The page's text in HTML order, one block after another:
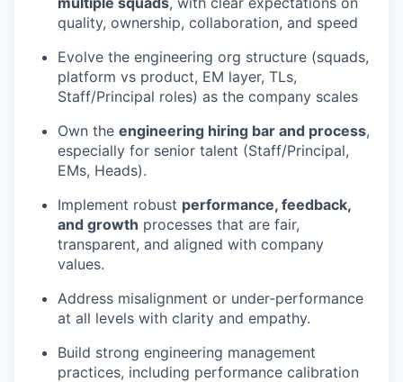
quality, ownership, collaboration, and speed
Evolve the engineering org structure (squads,
platform vs product, EM layer, TLs,
Staff/Principal roles) as the company scales
Own the engineering hiring bar and process,
especially for senior talent (Staff/Principal,
EMs, Heads).
Implement robust performance, feedback,
and growth processes that are fair,
transparent, and aligned with company
values.
Address misalignment or under‑performance
at all levels with clarity and empathy.
Build strong engineering management
practices, including performance calibration